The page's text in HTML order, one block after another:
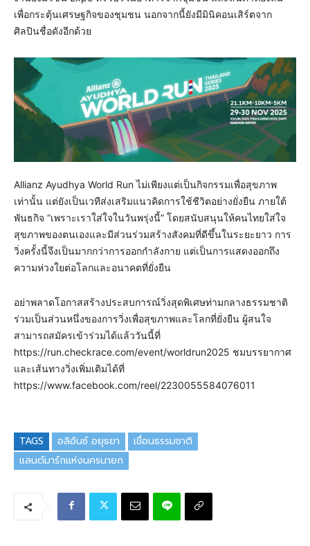
เพื่อกระตุ้นเศรษฐกิจของชุมชน นอกจากนี้ยังมีมินิคอนเสิร์ตจาก
ศิลปินชื่อดังอีกด้วย
Allianz Ayudhya World Run ไม่เพียงแต่เป็นกิจกรรมเพื่อสุขภาพ
เท่านั้น แต่ยังเป็นเวทีส่งเสริมแนวคิดการใช้ชีวิตอย่างยั่งยืน ภายใต้
พันธกิจ “เพราะเราใส่ใจในวันพรุ่งนี้” โดยสนับสนุนให้คนไทยใส่ใจ
สุขภาพของตนเองและมีส่วนร่วมสร้างสังคมที่ดีขึ้นในระยะยาว การ
วิ่งครั้งนี้จึงเป็นมากกว่าการออกกำลังกาย แต่เป็นการแสดงออกถึง
ความห่วงใยต่อโลกและอนาคตที่ยั่งยืน
อย่าพลาดโอกาสสร้างประสบการณ์วิ่งสุดพิเศษท่ามกลางธรรมชาติ
ร่วมเป็นส่วนหนึ่งของการวิ่งเพื่อสุขภาพและโลกที่ยั่งยืน ผู้สนใจ
สามารถสมัครเข้าร่วมได้แล้ววันนี้ที่
https://run.checkrace.com/event/worldrun2025 ชมบรรยากาศ
และเส้นทางวิ่งเพิ่มเติมได้ที่
https://www.facebook.com/reel/2230055584076011
TAGS อลิอันซ์ อยุธยา
เขื่อนธรรมชาติ
แลนด์มาร์กแห่งนครนายก